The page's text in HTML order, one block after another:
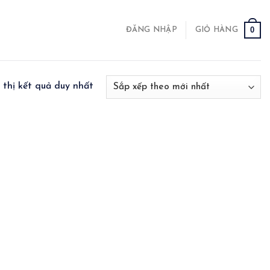
ĐĂNG NHẬP GIỎ HÀNG 0
thị kết quả duy nhất